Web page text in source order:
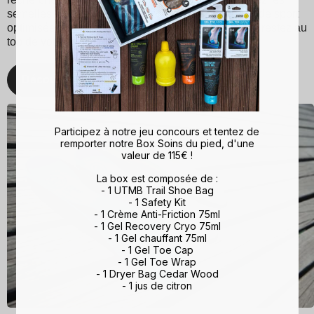
semelles Sidas pour une expérience de marche et de sport
optimisée. Avec Sidas, prenez soin de vos pieds et restez au
top de votre forme, quelle que soit l'activité !
Découvrez
Participez à notre jeu concours et tentez de
remporter notre Box Soins du pied, d'une
valeur de 115€ !
La box est composée de :
- 1 UTMB Trail Shoe Bag
- 1 Safety Kit
- 1 Crème Anti-Friction 75ml
- 1 Gel Recovery Cryo 75ml
- 1 Gel chauffant 75ml
- 1 Gel Toe Cap
- 1 Gel Toe Wrap
- 1 Dryer Bag Cedar Wood
- 1 jus de citron